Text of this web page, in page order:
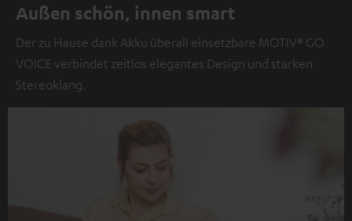
Außen schön, innen smart
Der zu Hause dank Akku überall einsetzbare MOTIV® GO
VOICE verbindet zeitlos elegantes Design und starken
Stereoklang.